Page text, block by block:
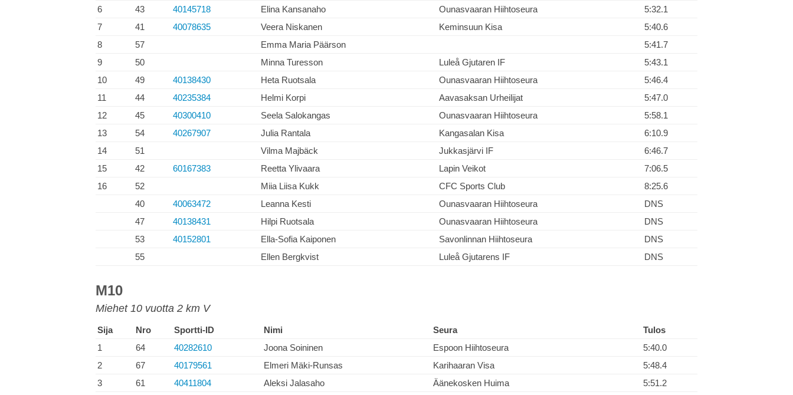
6
43 40145718 Elina Kansanaho Ounasvaaran Hiihtoseura
5:32.1
7
41 40078635 Veera Niskanen Keminsuun Kisa
5:40.6
8
57 Emma Maria Päärson
5:41.7
9
50 Minna Turesson Luleå Gjutaren IF
5:43.1
10
49 40138430 Heta Ruotsala Ounasvaaran Hiihtoseura
5:46.4
11
44 40235384 Helmi Korpi Aavasaksan Urheilijat
5:47.0
12
45 40300410 Seela Salokangas Ounasvaaran Hiihtoseura
5:58.1
13
54 40267907 Julia Rantala Kangasalan Kisa
6:10.9
14
51 Vilma Majbäck Jukkasjärvi IF
6:46.7
15
42 60167383 Reetta Ylivaara Lapin Veikot
7:06.5
16
52 Miia Liisa Kukk CFC Sports Club
8:25.6
40
40063472 Leanna Kesti Ounasvaaran Hiihtoseura
DNS
47
40138431 Hilpi Ruotsala Ounasvaaran Hiihtoseura
DNS
53
40152801 Ella-Sofia Kaiponen Savonlinnan Hiihtoseura
DNS
55
Ellen Bergkvist Luleå Gjutarens IF DNS
M10
Miehet 10 vuotta 2 km V
Sija Nro Sportti-ID Nimi Seura
Tulos
1
64 40282610 Joona Soininen Espoon Hiihtoseura
5:40.0
2
67 40179561 Elmeri Mäki-Runsas Karihaaran Visa
5:48.4
3
61 40411804 Aleksi Jalasaho Äänekosken Huima
5:51.2